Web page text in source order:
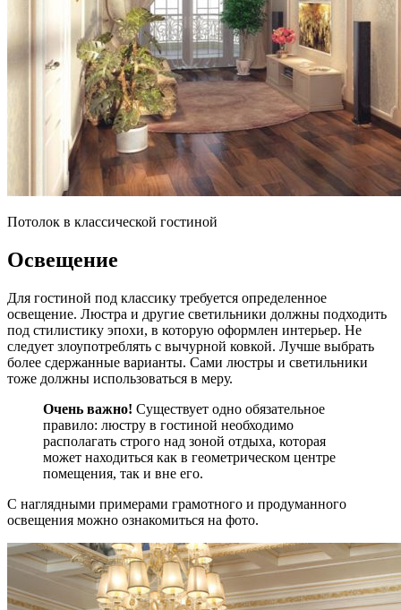
Потолок в классической гостиной
Освещение
Для гостиной под классику требуется определенное
освещение. Люстра и другие светильники должны подходить
под стилистику эпохи, в которую оформлен интерьер. Не
следует злоупотреблять с вычурной ковкой. Лучше выбрать
более сдержанные варианты. Сами люстры и светильники
тоже должны использоваться в меру.
Очень важно! Существует одно обязательное
правило: люстру в гостиной необходимо
располагать строго над зоной отдыха, которая
может находиться как в геометрическом центре
помещения, так и вне его.
С наглядными примерами грамотного и продуманного
освещения можно ознакомиться на фото.